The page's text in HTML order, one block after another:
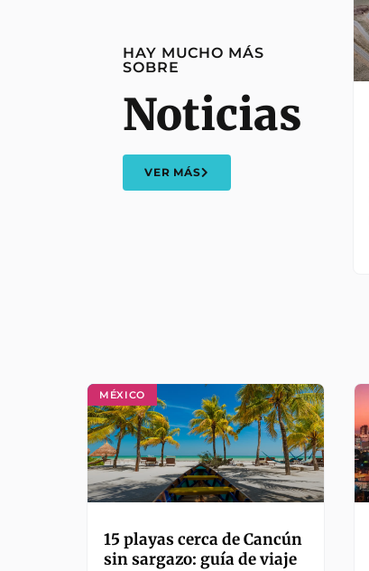
HAY MUCHO MÁS
SOBRE
Noticias
VER MÁS
MÉXICO
15 playas cerca de Cancún
sin sargazo: guía de viaje